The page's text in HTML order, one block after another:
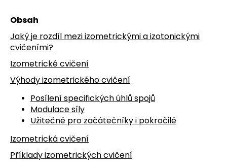
Obsah
Jaký je rozdíl mezi izometrickými a izotonickými
cvičeními?
Izometrické cvičení
Výhody izometrického cvičení
Posílení specifických úhlů spojů
Modulace síly
Užitečné pro začátečníky i pokročilé
Izometrická cvičení
Příklady izometrických cvičení